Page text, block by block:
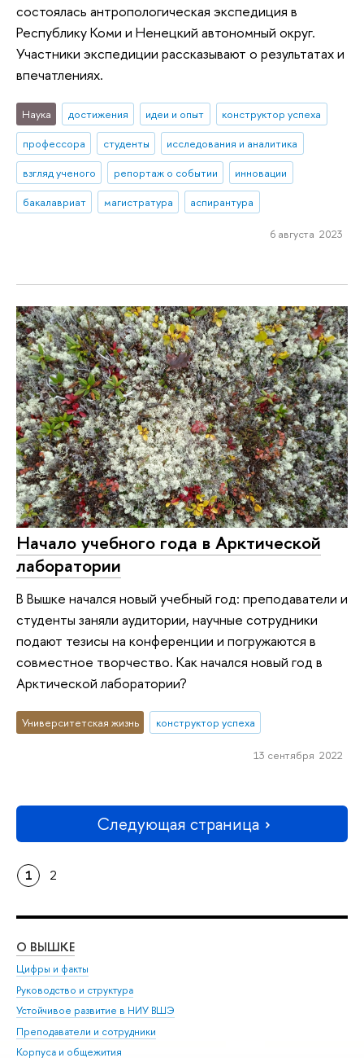
состоялась антропологическая экспедиция в
Республику Коми и Ненецкий автономный округ.
Участники экспедиции рассказывают о результатах и
впечатлениях.
Наука достижения идеи и опыт
конструктор успеха
профессора
студенты
исследования и аналитика
взгляд ученого
репортаж о событии
инновации
бакалавриат
магистратура аспирантура
6 августа 2023
Начало учебного года в Арктической
лаборатории
В Вышке начался новый учебный год: преподаватели и
студенты заняли аудитории, научные сотрудники
подают тезисы на конференции и погружаются в
совместное творчество. Как начался новый год в
Арктической лаборатории?
Университетская жизнь конструктор успеха
13 сентября 2022
Следующая страница
1 2
О ВЫШКЕ
Цифры и факты
Руководство и структура
Устойчивое развитие в НИУ ВШЭ
Преподаватели и сотрудники
Корпуса и общежития